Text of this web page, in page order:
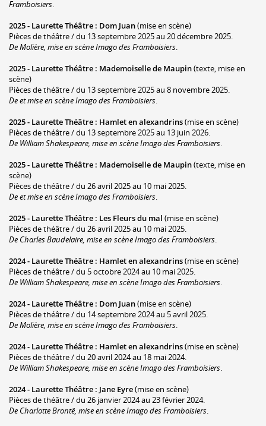
Framboisiers.
2025 - Laurette Théâtre : Dom Juan(mise en scène)
Pièces de théâtre / du 13 septembre 2025 au 20 décembre 2025.
De Molière, mise en scène Imago des Framboisiers.
2025 - Laurette Théâtre : Mademoiselle de Maupin(texte, mise en
scène)
Pièces de théâtre / du 13 septembre 2025 au 8 novembre 2025.
De et mise en scène Imago des Framboisiers.
2025 - Laurette Théâtre : Hamlet en alexandrins(mise en scène)
Pièces de théâtre / du 13 septembre 2025 au 13 juin 2026.
De William Shakespeare, mise en scène Imago des Framboisiers.
2025 - Laurette Théâtre : Mademoiselle de Maupin(texte, mise en
scène)
Pièces de théâtre / du 26 avril 2025 au 10 mai 2025.
De et mise en scène Imago des Framboisiers.
2025 - Laurette Théâtre : Les Fleurs du mal (mise en scène)
Pièces de théâtre / du 26 avril 2025 au 10 mai 2025.
De Charles Baudelaire, mise en scène Imago des Framboisiers.
2024 - Laurette Théâtre : Hamlet en alexandrins(mise en scène)
Pièces de théâtre / du 5 octobre 2024 au 10 mai 2025.
De William Shakespeare, mise en scène Imago des Framboisiers.
2024 - Laurette Théâtre : Dom Juan(mise en scène)
Pièces de théâtre / du 14 septembre 2024 au 5 avril 2025.
De Molière, mise en scène Imago des Framboisiers.
2024 - Laurette Théâtre : Hamlet en alexandrins(mise en scène)
Pièces de théâtre / du 20 avril 2024 au 18 mai 2024.
De William Shakespeare, mise en scène Imago des Framboisiers.
2024 - Laurette Théâtre : Jane Eyre(mise en scène)
Pièces de théâtre / du 26 janvier 2024 au 23 février 2024.
De Charlotte Brontë, mise en scène Imago des Framboisiers.